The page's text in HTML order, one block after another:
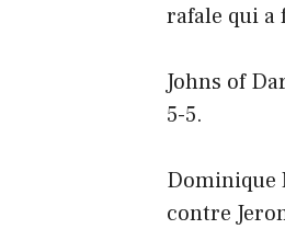
rafale qui a
Johns of
5-5.
Dominique
contre